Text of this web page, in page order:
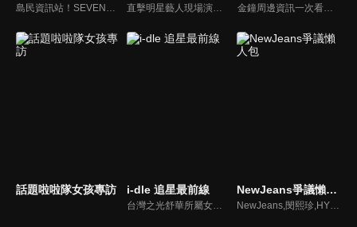
島民資訊站！SEVENTEEN近期資訊報你知 直擊明星藝人現場演出，體驗當下火熱氣氛 金鐘周邊資訊一次看，一起預測金鐘得主！
話題啦啦隊女孩專訪 i-dle 追星最前線
台灣之光舒華所屬女團最新消息報你知
NewJeans爭議懶人包
NewJeans,閔熙珍,HYBE爭議懶人包